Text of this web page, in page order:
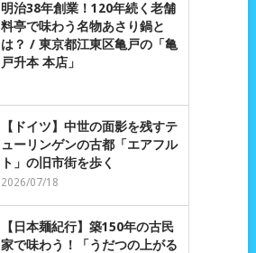
明治38年創業！120年続く老舗
料亭で味わう名物あさり鍋と
は？ / 東京都江東区亀戸の「亀
戸升本 本店」
【ドイツ】中世の面影を残すテ
ューリンゲンの古都「エアフル
ト」の旧市街を歩く
2026/07/18
【日本麺紀行】築150年の古民
家で味わう！「うだつの上がる